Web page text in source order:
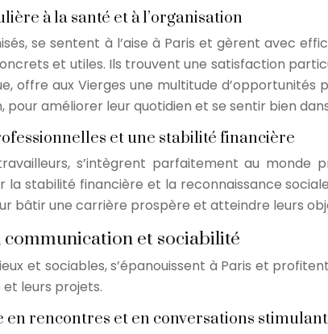
à la santé et à l’organisation
se sentent à l’aise à Paris et gèrent avec
et utiles. Ils trouvent une satisfaction
offre aux Vierges une multitude
pour améliorer leur quotidien et se sentir bien
et une stabilité financière
s’intègrent parfaitement au
la stabilité financière et la reconnaissance
bâtir une carrière prospère et atteindre leurs
communication et sociabilité
et sociables, s’épanouissent à Paris et
leurs projets.
en rencontres et en conversations